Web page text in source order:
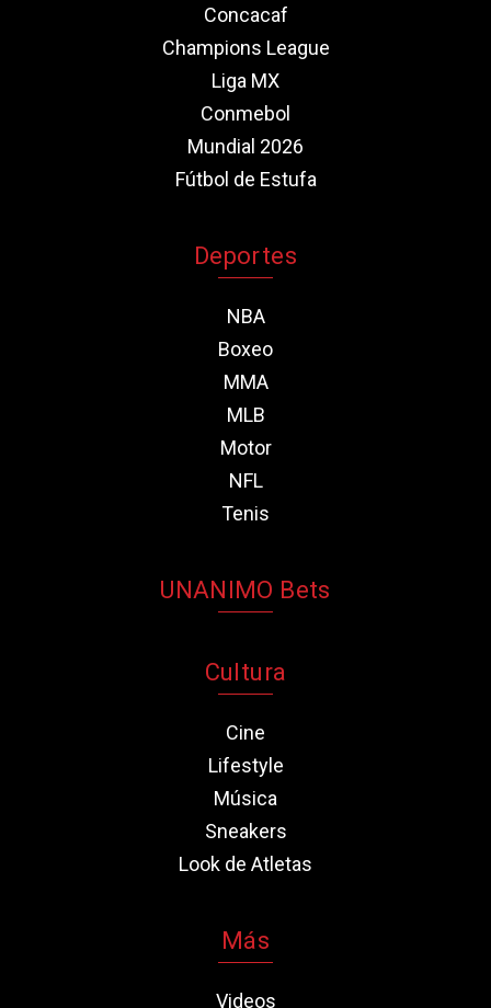
Concacaf
Champions League
Liga MX
Conmebol
Mundial 2026
Fútbol de Estufa
Deportes
NBA
Boxeo
MMA
MLB
Motor
NFL
Tenis
UNANIMO Bets
Cultura
Cine
Lifestyle
Música
Sneakers
Look de Atletas
Más
Videos